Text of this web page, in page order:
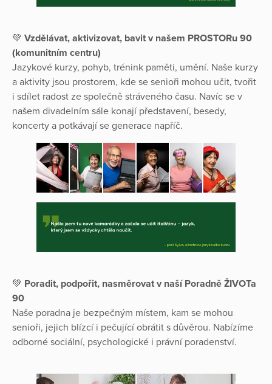
💚 Vzdělávat, aktivizovat, bavit v našem PROSTORu 90
(komunitním centru)
Jazykové kurzy, pohyb, trénink paměti, umění. Naše kurzy
a aktivity jsou prostorem, kde se senioři mohou učit, tvořit
i sdílet radost ze společně stráveného času. Navíc se v
našem divadelním sále konají představení, besedy,
koncerty a potkávají se generace napříč.
💚 Poradit, podpořit, nasměrovat v naší Poradně ŽIVOTa
90
Naše poradna je bezpečným místem, kam se mohou
senioři, jejich blízcí i pečující obrátit s důvěrou. Nabízíme
odborné sociální, psychologické i právní poradenství.